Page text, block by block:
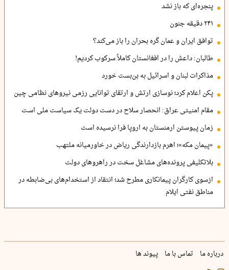
پنجره‌ای که باز نشد
۲۴۱ دقیقه جنون
توافق ایران و عمان گره بحران را باز می‌کند؟
طالبان: داعش را در افغانستان کاملاً سرکوب کردیم!
مذاکرات لبنان و اسرائیل به بن‌بست خورد
پکن اعلام کرد؛ نوسازی ارتش و ارتقای توانایی رزمی نیروهای نظامی چین
مقام امنیتی عراق: انحصار سلاح در دست دولت یک سیاست ملی است
زمان پیوستن ارمنستان به اروپا فرا نرسیده است
«پیمان مکه»؛ اهرم بازدارندگی ریاض در خاورمیانه ملتهب
بلاتکلیفی پرونده‌های مشاغل سخت در راهروهای دولت
ازسوی کارگران پیمانکاری مطرح شد؛ انتقاد از استخدام‌های بی‌ضابطه در
مناطق نفتی ایلام
درباره ما تماس با ما پیوند ها